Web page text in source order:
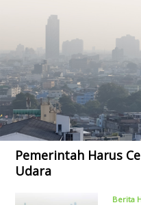
Pemerintah Harus
Udara
Berita